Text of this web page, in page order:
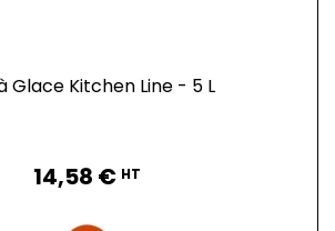
Glace Kitchen Line - 5 L
14,58 € HT